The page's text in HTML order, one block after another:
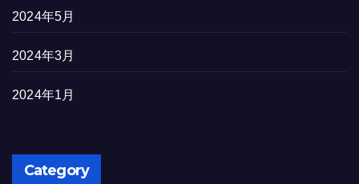
2024年5月
2024年3月
2024年1月
Category